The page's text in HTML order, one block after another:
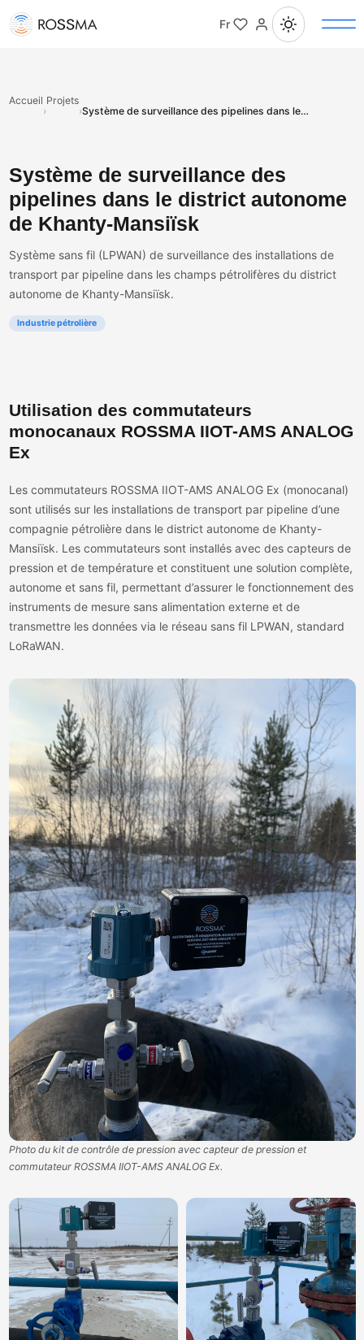
Fr
Accueil
›
Projets
›
Système de surveillance des pipelines dans le district autonome de Khanty-Mansiïsk
Système de surveillance des
pipelines dans le district autonome
de Khanty-Mansiïsk
Système sans fil (LPWAN) de surveillance des installations de
transport par pipeline dans les champs pétrolifères du district
autonome de Khanty-Mansiïsk.
Industrie pétrolière
Utilisation des commutateurs
monocanaux ROSSMA IIOT-AMS ANALOG
Ex
Les commutateurs ROSSMA IIOT-AMS ANALOG Ex (monocanal)
sont utilisés sur les installations de transport par pipeline d’une
compagnie pétrolière dans le district autonome de Khanty-
Mansiïsk. Les commutateurs sont installés avec des capteurs de
pression et de température et constituent une solution complète,
autonome et sans fil, permettant d’assurer le fonctionnement des
instruments de mesure sans alimentation externe et de
transmettre les données via le réseau sans fil LPWAN, standard
LoRaWAN.
Photo du kit de contrôle de pression avec capteur de pression et
commutateur ROSSMA IIOT-AMS ANALOG Ex.